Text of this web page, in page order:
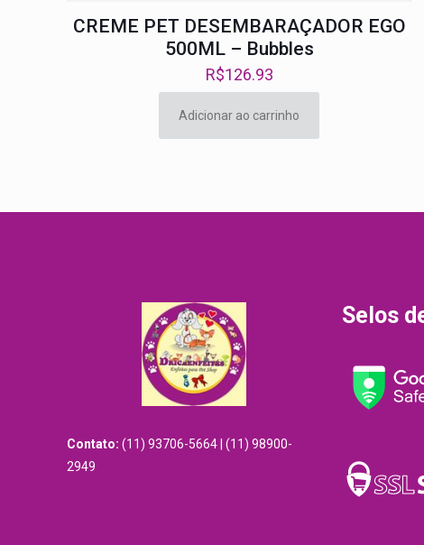
CREME PET DESEMBARAÇADOR EGO
500ML – Bubbles
R$126.93
Adicionar ao carrinho
Contato: (11) 93706-5664 | (11) 98900-
2949
Selos